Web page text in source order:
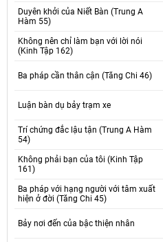
Duyên khởi của Niết Bàn (Trung A
Hàm 55)
Không nên chỉ làm bạn với lời nói
(Kinh Tập 162)
Ba pháp cần thân cận (Tăng Chi 46)
Luận bàn dụ bảy trạm xe
Trí chứng đắc lậu tận (Trung A Hàm
54)
Không phải bạn của tôi (Kinh Tập
161)
Ba pháp với hạng người với tâm xuất
hiện ở đời (Tăng Chi 45)
Bảy nơi đến của bậc thiện nhân